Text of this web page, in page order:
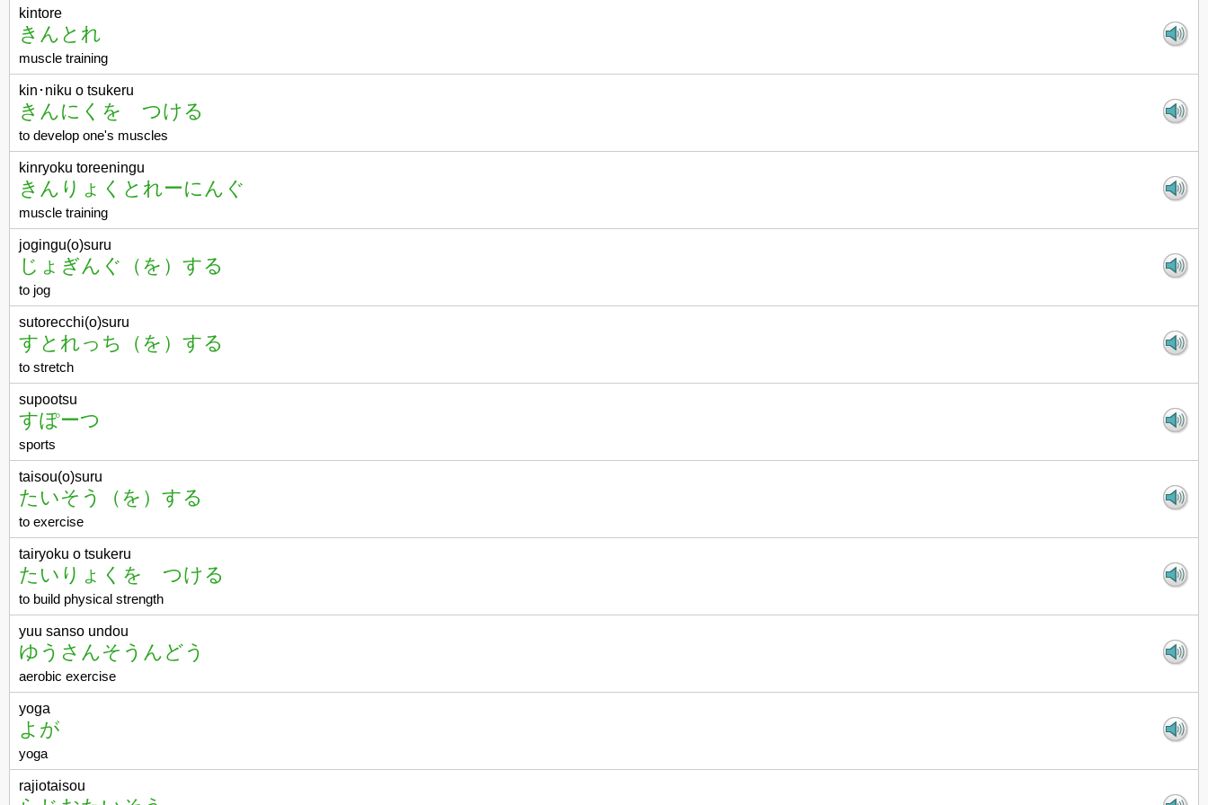
kintore
きんとれ
muscle training
kin･niku o tsukeru
きんにくを つける
to develop one's muscles
kinryoku toreeningu
きんりょくとれーにんぐ
muscle training
jogingu(o)suru
じょぎんぐ（を）する
to jog
sutorecchi(o)suru
すとれっち（を）する
to stretch
supootsu
すぽーつ
sports
taisou(o)suru
たいそう（を）する
to exercise
tairyoku o tsukeru
たいりょくを つける
to build physical strength
yuu sanso undou
ゆうさんそうんどう
aerobic exercise
yoga
よが
yoga
rajiotaisou